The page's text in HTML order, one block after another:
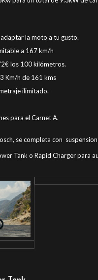
la moto a tu gusto.
a 167 km/h
los 100 kilómetros.
Km/h de 161 kms
ilimitado.
para el Carnet A.
se completa con
Tank o Rapid Charger para